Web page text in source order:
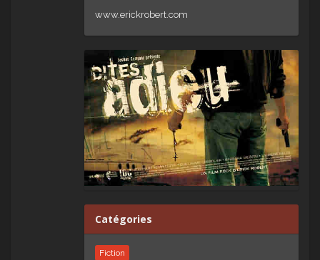
www.erickrobert.com
Catégories
Fiction